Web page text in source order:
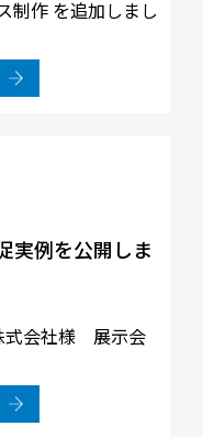
作 を追加しまし
実例を公開しま
式会社様 展示会